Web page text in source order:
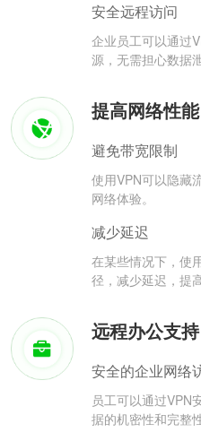
安全远程访问
企业员工可以通过
源，无需担心数据
提高网络性能
避免带宽限制
使用VPN可以隐藏
网络体验。
减少延迟
在某些情况下，使
径，减少延迟，提
远程办公支持
安全的企业网络
员工可以通过VPN
据的机密性和完整性